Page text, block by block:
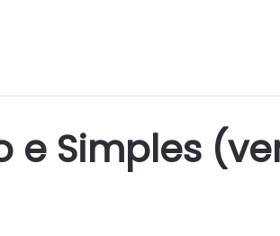
e Simples